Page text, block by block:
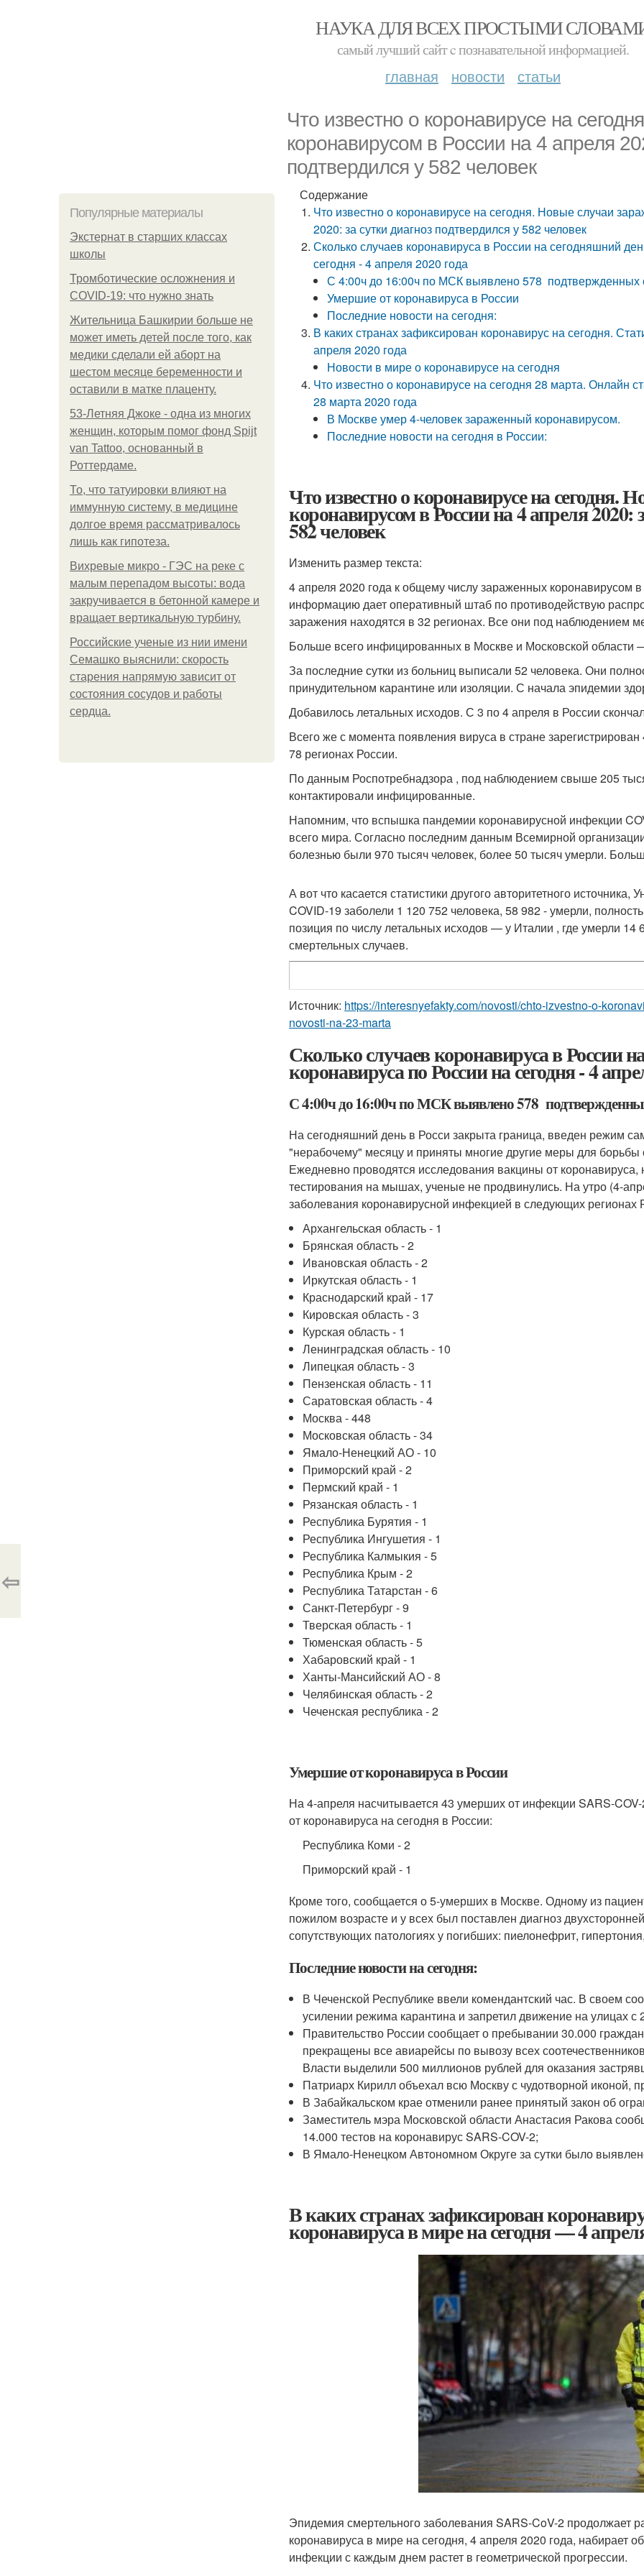
НАУКА ДЛЯ ВСЕХ ПРОСТЫМИ
самый лучший сайт c познавательной информацией.
главная новости статьи
Что известно о коронавирусе на
коронавирусом в России на 4 апреля
подтвердился у 582 человек
Популярные материалы
Экстернат в старших классах
школы
Тромботические осложнения и
COVID-19: что нужно знать
Жительница Башкирии больше не
может иметь детей после того, как
медики сделали ей аборт на
шестом месяце беременности и
оставили в матке плаценту.
53-Летняя Джоке - одна из многих
женщин, которым помог фонд Spijt
van Tattoo, основанный в
Роттердаме.
То, что татуировки влияют на
иммунную систему, в медицине
долгое время рассматривалось
лишь как гипотеза.
Вихревые микро - ГЭС на реке с
малым перепадом высоты: вода
закручивается в бетонной камере и
вращает вертикальную турбину.
Российские ученые из нии имени
Семашко выяснили: скорость
старения напрямую зависит от
состояния сосудов и работы
сердца.
Содержание
Что известно о коронавирусе на сегодня. Новые случаи
2020: за сутки диагноз подтвердился у 582 человек
Сколько случаев коронавируса в России на сегодняшний
сегодня - 4 апреля 2020 года
С 4:00ч до 16:00ч по МСК выявлено 578 подтвержденных
Умершие от коронавируса в России
Последние новости на сегодня:
В каких странах зафиксирован коронавирус на сегодня.
апреля 2020 года
Новости в мире о коронавирусе на сегодня
Что известно о коронавирусе на сегодня 28 марта. Онлайн
28 марта 2020 года
В Москве умер 4-человек зараженный коронавирусом.
Последние новости на сегодня в России:
Что известно о коронавирусе на сегодня.
коронавирусом в России на 4 апреля 2020:
582 человек
Изменить размер текста:
4 апреля 2020 года к общему числу зараженных коронавирусом
информацию дает оперативный штаб по противодействую
заражения находятся в 32 регионах. Все они под наблюдением
Больше всего инфицированных в Москве и Московской области
За последние сутки из больниц выписали 52 человека. Они
принудительном карантине или изоляции. С начала эпидемии
Добавилось летальных исходов. С 3 по 4 апреля в России
Всего же с момента появления вируса в стране
78 регионах России.
По данным Роспотребнадзора , под наблюдением свыше 205
контактировали инфицированные.
Напомним, что вспышка пандемии коронавирусной инфекции
всего мира. Согласно последним данным Всемирной
болезнью были 970 тысяч человек, более 50 тысяч умерли.
А вот что касается статистики другого авторитетного
COVID-19 заболели 1 120 752 человека, 58 982 - умерли,
позиция по числу летальных исходов — у Италии , где умерли
смертельных случаев.
Источник: https://interesnyefakty.com/novosti/chto-izvestno-o-
novosti-na-23-marta
Сколько случаев коронавируса в России
коронавируса по России на сегодня - 4
С 4:00ч до 16:00ч по МСК выявлено 578
На сегодняшний день в Росси закрыта граница, введен режим
"нерабочему" месяцу и приняты многие другие меры для борьбы
Ежедневно проводятся исследования вакцины от
тестирования на мышах, ученые не продвинулись. На утро (4-
заболевания коронавирусной инфекцией в следующих регионах
Архангельская область - 1
Брянская область - 2
Ивановская область - 2
Иркутская область - 1
Краснодарский край - 17
Кировская область - 3
Курская область - 1
Ленинградская область - 10
Липецкая область - 3
Пензенская область - 11
Саратовская область - 4
Москва - 448
Московская область - 34
Ямало-Ненецкий АО - 10
Приморский край - 2
Пермский край - 1
Рязанская область - 1
Республика Бурятия - 1
Республика Ингушетия - 1
Республика Калмыкия - 5
Республика Крым - 2
Республика Татарстан - 6
Санкт-Петербург - 9
Тверская область - 1
Тюменская область - 5
Хабаровский край - 1
Ханты-Мансийский АО - 8
Челябинская область - 2
Чеченская республика - 2
Умершие от коронавируса в России
На 4-апреля насчитывается 43 умерших от инфекции SARS-
от коронавируса на сегодня в России:
Республика Коми - 2
Приморский край - 1
Кроме того, сообщается о 5-умерших в Москве. Одному из
пожилом возрасте и у всех был поставлен диагноз
сопутствующих патологиях у погибших: пиелонефрит,
Последние новости на сегодня:
В Чеченской Республике ввели комендантский час. В своем
усилении режима карантина и запретил движение на улицах с
Правительство России сообщает о пребывании 30.000
прекращены все авиарейсы по вывозу всех
Власти выделили 500 миллионов рублей для оказания
Патриарх Кирилл объехал всю Москву с чудотворной иконой,
В Забайкальском крае отменили ранее принятый закон об
Заместитель мэра Московской области Анастасия Ракова
14.000 тестов на коронавирус SARS-COV-2;
В Ямало-Ненецком Автономном Округе за сутки было
В каких странах зафиксирован
коронавируса в мире на сегодня — 4
Эпидемия смертельного заболевания SARS-CoV-2 продолжает
коронавируса в мире на сегодня, 4 апреля 2020 года,
инфекции с каждым днем растет в геометрической прогрессии.
⇦